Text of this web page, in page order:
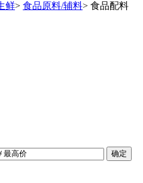
鲜> 食品原料/辅料> 食品配料
确定